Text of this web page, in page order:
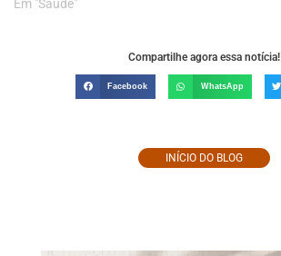
Em "Saúde"
Compartilhe agora essa notícia!
Facebook WhatsApp
INÍCIO DO BLOG